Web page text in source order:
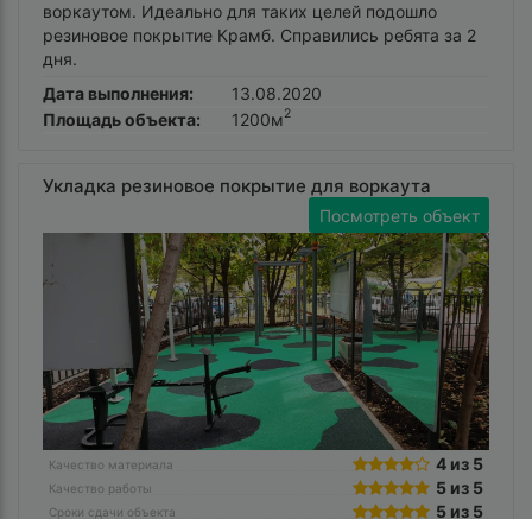
воркаутом. Идеально для таких целей подошло
резиновое покрытие Крамб. Справились ребята за 2
дня.
Дата выполнения:
13.08.2020
Площадь объекта:
1200м2
Укладка резиновое покрытие для воркаута
Посмотреть объект
Качество материала 4 из 5
Качество работы 5 из 5
Сроки сдачи объекта 5 из 5